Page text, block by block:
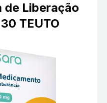
de Liberação
TEUTO